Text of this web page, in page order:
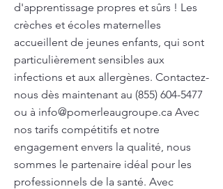
d'apprentissage propres et sûrs ! Les
crèches et écoles maternelles
accueillent de jeunes enfants, qui sont
particulièrement sensibles aux
infections et aux allergènes. Contactez-
nous dès maintenant au (855) 604-5477
ou à info@pomerleaugroupe.ca Avec
nos tarifs compétitifs et notre
engagement envers la qualité, nous
sommes le partenaire idéal pour les
professionnels de la santé. Avec